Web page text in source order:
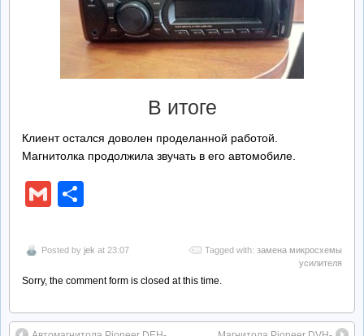
В итоге
Клиент остался доволен проделанной работой.
Магнитолка продолжила звучать в его автомобиле.
Gmail
Posted by jek at 23:07 Tagged with: замена микросхемы
усилителя
Sorry, the comment form is closed at this time.